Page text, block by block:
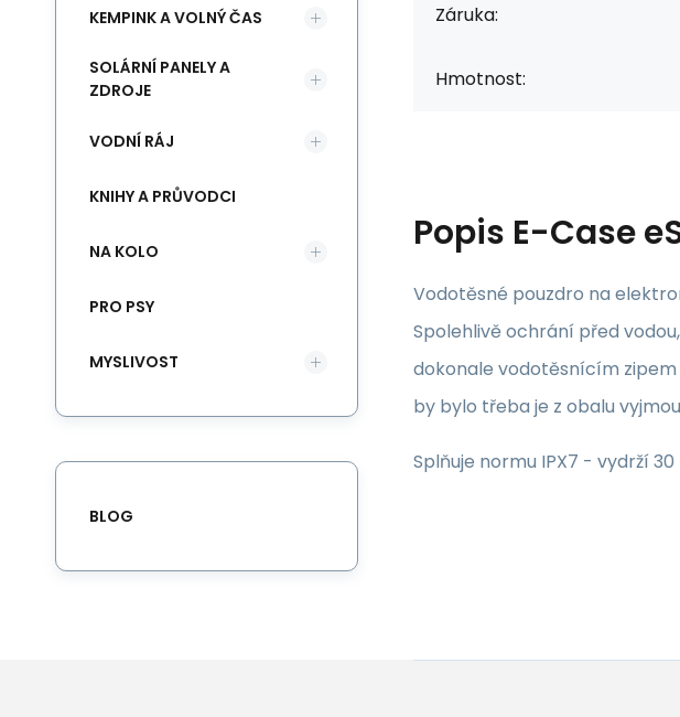
Záruka:
Hmotnost:
Popis E-Case
Vodotěsné pouzdro na
Spolehlivě ochrání před
dokonale vodotěsnícím zipem
by bylo třeba je z obalu
Splňuje normu IPX7 - vydrží
KEMPINK A VOLNÝ ČAS
SOLÁRNÍ PANELY A
ZDROJE
VODNÍ RÁJ
KNIHY A PRŮVODCI
NA KOLO
PRO PSY
MYSLIVOST
BLOG